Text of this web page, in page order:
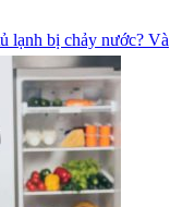
lạnh bị chảy nước? Và